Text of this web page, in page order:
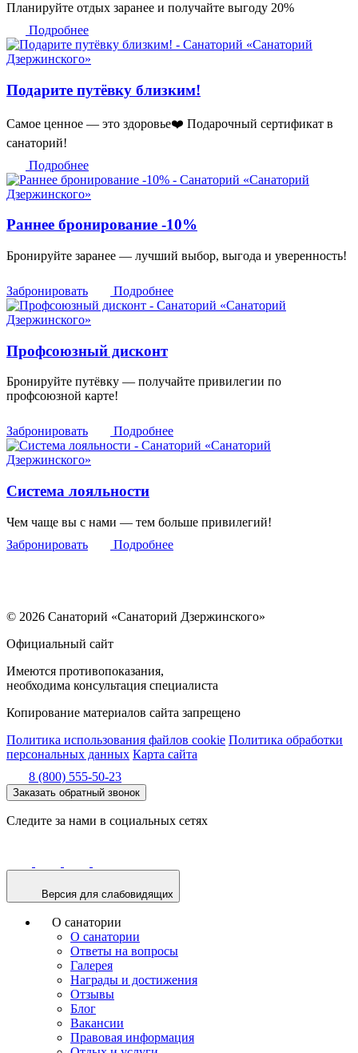
Планируйте отдых заранее и получайте выгоду 20%
Подробнее
Подарите путёвку близким!
Самое ценное — это здоровье❤️ Подарочный сертификат в
санаторий!
Подробнее
Раннее бронирование -10%
Бронируйте заранее — лучший выбор, выгода и уверенность!
Забронировать Подробнее
Профсоюзный дисконт
Бронируйте путёвку — получайте привилегии по
профсоюзной карте!
Забронировать Подробнее
Система лояльности
Чем чаще вы с нами — тем больше привилегий!
Забронировать
Подробнее
© 2026 Санаторий «Санаторий Дзержинского»
Официальный сайт
Имеются противопоказания,
необходима консультация специалиста
Копирование материалов сайта запрещено
Политика использования файлов cookie Политика обработки
персональных данных Карта сайта
8 (800) 555-50-23
Заказать обратный звонок
Следите за нами в социальных сетях
Версия для слабовидящих
О санатории
О санатории
Ответы на вопросы
Галерея
Награды и достижения
Отзывы
Блог
Вакансии
Правовая информация